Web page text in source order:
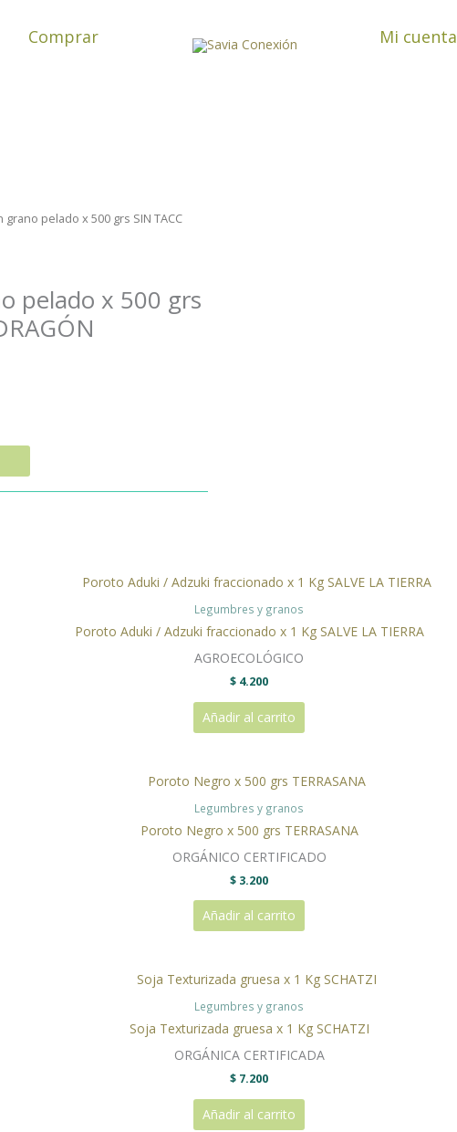
Comprar Mi cuenta
pelado x 500 grs SIN TACC
pelado x 500 grs
Legumbres y granos
Poroto Aduki / Adzuki fraccionado x 1 Kg SALVE LA TIERRA
AGROECOLÓGICO
$ 4.200
Añadir al carrito
Legumbres y granos
Poroto Negro x 500 grs TERRASANA
ORGÁNICO CERTIFICADO
$ 3.200
Añadir al carrito
Legumbres y granos
Soja Texturizada gruesa x 1 Kg SCHATZI
ORGÁNICA CERTIFICADA
$ 7.200
Añadir al carrito